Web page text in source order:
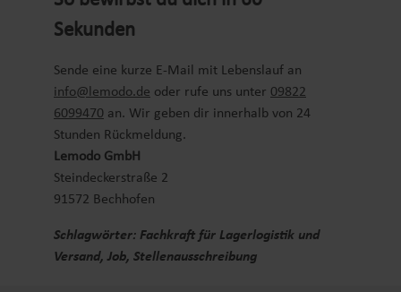
Sekunden
Sende eine kurze E-Mail mit Lebenslauf an
info@lemodo.de oder rufe uns unter 09822
6099470 an. Wir geben dir innerhalb von 24
Stunden Rückmeldung.
Lemodo GmbH
Steindeckerstraße 2
91572 Bechhofen
Schlagwörter: Fachkraft für Lagerlogistik und
Versand, Job, Stellenausschreibung